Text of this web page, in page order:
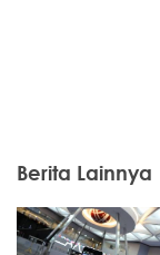
Berita Lainnya